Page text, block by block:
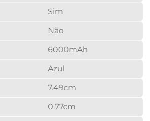
Sim
Não
6000mAh
Azul
7.49cm
0.77cm